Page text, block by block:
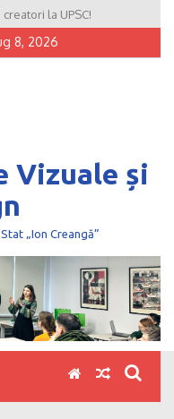
la UPSC!
8, 2026
Vizuale și
„Ion Creangă”